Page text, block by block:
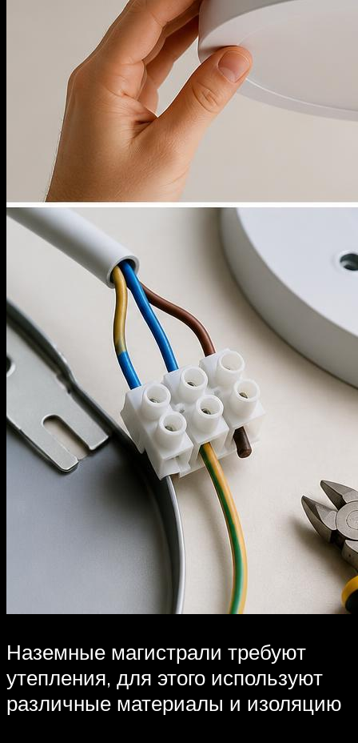
Наземные магистрали требуют
утепления, для этого используют
различные материалы и изоляцию